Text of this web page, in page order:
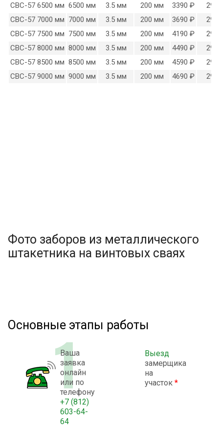
СВС-57 6500 мм 6500 мм 3.5 мм 200 мм 3390 ₽
СВС-57 7000 мм 7000 мм 3.5 мм 200 мм 3690 ₽
СВС-57 7500 мм 7500 мм 3.5 мм 200 мм 4190 ₽
СВС-57 8000 мм 8000 мм 3.5 мм 200 мм 4490 ₽
СВС-57 8500 мм 8500 мм 3.5 мм 200 мм 4590 ₽
СВС-57 9000 мм 9000 мм 3.5 мм 200 мм 4690 ₽
Фото заборов из металлического
штакетника на винтовых сваях
Основные этапы работы
Ваша
заявка
онлайн
или по
телефону
+7 (812)
603-64-
64
Выезд
замерщика
на
участок *